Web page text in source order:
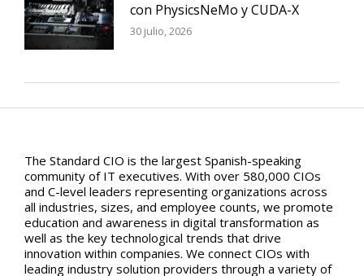
con PhysicsNeMo y CUDA-X
30 julio, 2026
The Standard CIO is the largest Spanish-speaking
community of IT executives. With over 580,000 CIOs
and C-level leaders representing organizations across
all industries, sizes, and employee counts, we promote
education and awareness in digital transformation as
well as the key technological trends that drive
innovation within companies. We connect CIOs with
leading industry solution providers through a variety of